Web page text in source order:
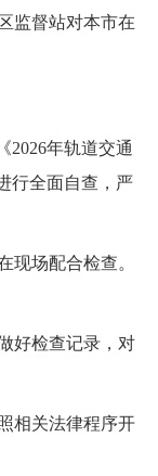
监督站对本市在
2026年轨道交通
行全面自查，严
现场配合检查。
好检查记录，对
相关法律程序开